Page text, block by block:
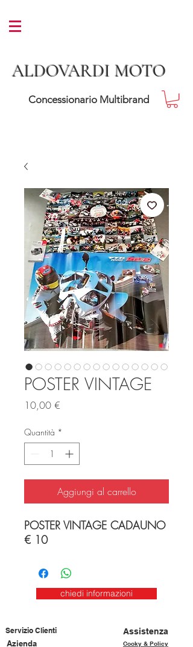
ALDOVARDI MOTO
Concessionario Multibrand
POSTER VINTAGE
10,00 €
Quantità *
Aggiungi al carrello
POSTER VINTAGE CADAUNO
€ 10
chiedi informazioni
Servizio Clienti
Assistenza
Azienda
Cooky & Policy